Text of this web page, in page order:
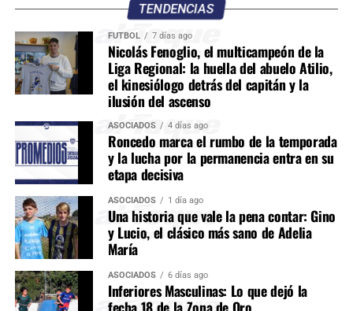
TENDENCIAS
FÚTBOL 7 días ago
Nicolás Fenoglio, el multicampeón de la
Liga Regional: la huella del abuelo Atilio,
el kinesiólogo detrás del capitán y la
ilusión del ascenso
ASOCIADOS 4 días ago
Roncedo marca el rumbo de la temporada
y la lucha por la permanencia entra en su
etapa decisiva
ASOCIADOS 1 día ago
Una historia que vale la pena contar: Gino
y Lucio, el clásico más sano de Adelia
María
ASOCIADOS 6 días ago
Inferiores Masculinas: Lo que dejó la
fecha 18 de la Zona de Oro